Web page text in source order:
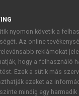
a MeRSZ újdonságairól,
nyomon követik a
Az online
reklámokat
hogy a felhasználó
Ezek a sütik más
ezeket az
mindig egy